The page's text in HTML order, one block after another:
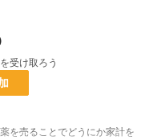
受け取ろう
を売ることでどうにか家計を